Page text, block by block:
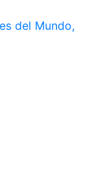
del Mundo,